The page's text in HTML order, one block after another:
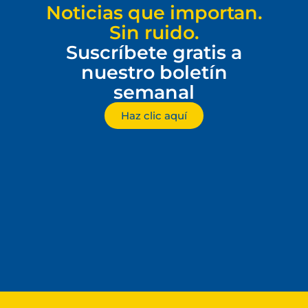
Noticias que importan.
Sin ruido.
Suscríbete gratis a
nuestro boletín
semanal
Haz clic aquí